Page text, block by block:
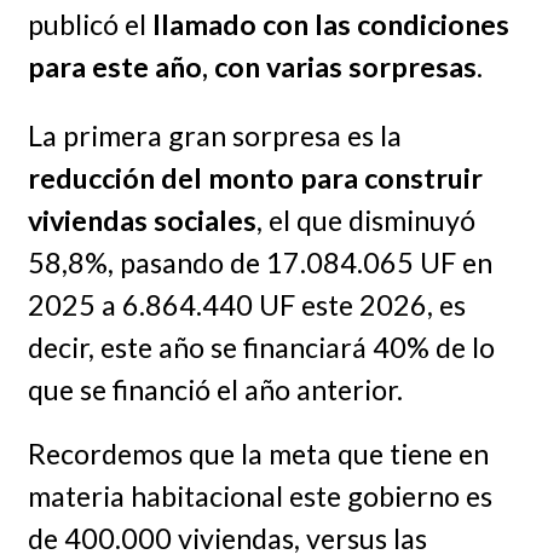
publicó el llamado con las condiciones
para este año, con varias sorpresas.
La primera gran sorpresa es la
reducción del monto para construir
viviendas sociales, el que disminuyó
58,8%, pasando de 17.084.065 UF en
2025 a 6.864.440 UF este 2026, es
decir, este año se financiará 40% de lo
que se financió el año anterior.
Recordemos que la meta que tiene en
materia habitacional este gobierno es
de 400.000 viviendas, versus las